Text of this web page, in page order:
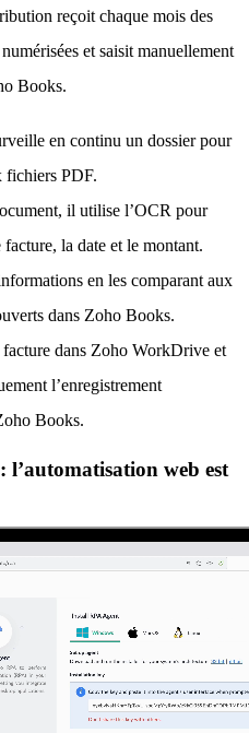
reçoit chaque mois des
et saisit manuellement
Books.
en continu un dossier pour
fichiers PDF.
il utilise l’OCR pour
la date et le montant.
en les comparant aux
dans Zoho Books.
dans Zoho WorkDrive et
l’enregistrement
Books.
web est